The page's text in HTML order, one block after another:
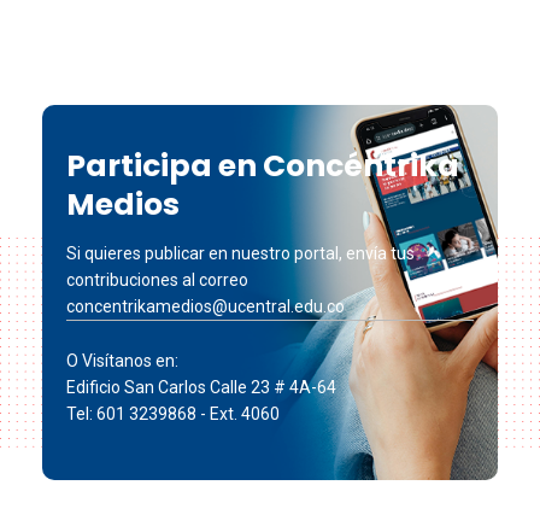
Participa en Concéntrika
Medios
Si quieres publicar en nuestro portal, envía tus
contribuciones al correo
concentrikamedios@ucentral.edu.co
O Visítanos en:
Edificio San Carlos Calle 23 # 4A-64
Tel: 601 3239868 - Ext. 4060